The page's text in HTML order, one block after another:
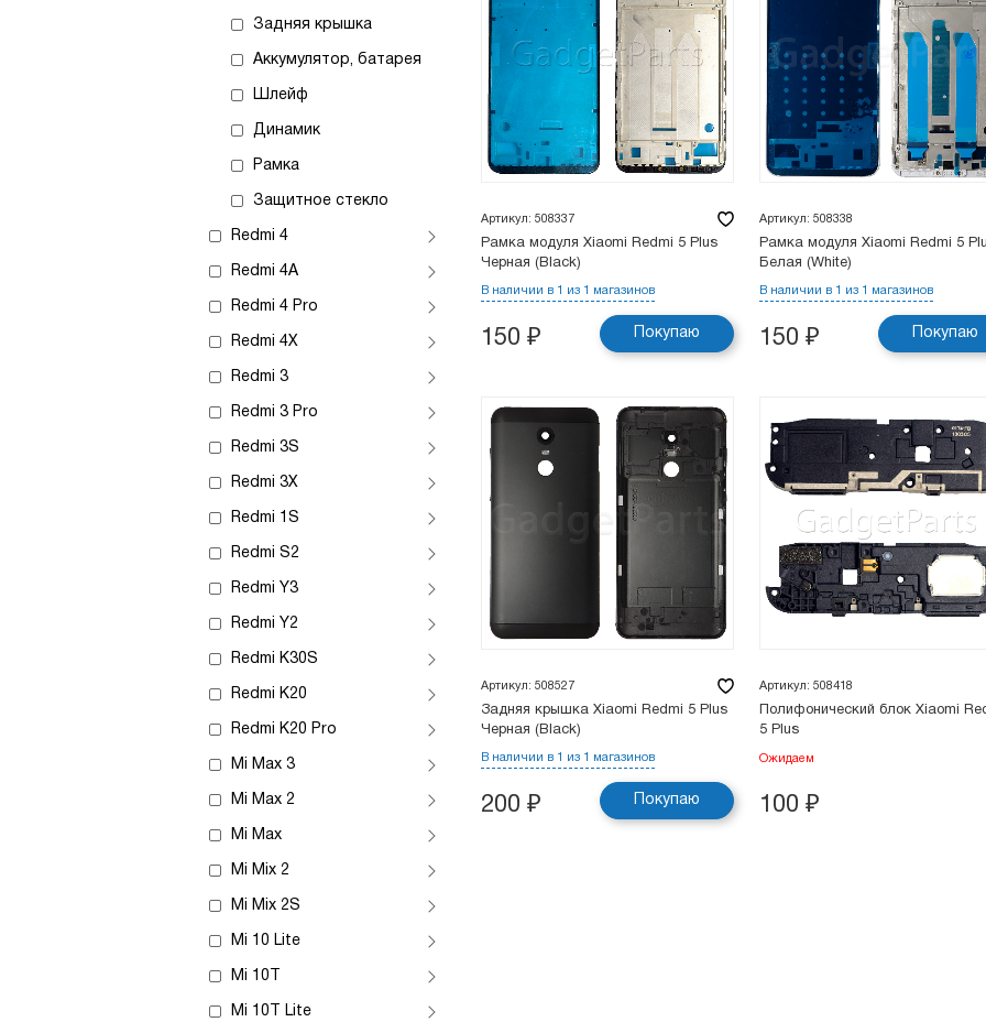
Задняя крышка
Аккумулятор, батарея
Шлейф
Динамик
Рамка
Защитное стекло
Redmi 4
Redmi 4A
Redmi 4 Pro
Redmi 4X
Redmi 3
Redmi 3 Pro
Redmi 3S
Redmi 3X
Redmi 1S
Redmi S2
Redmi Y3
Redmi Y2
Redmi K30S
Redmi K20
Redmi K20 Pro
Mi Max 3
Mi Max 2
Mi Max
Mi Mix 2
Mi Mix 2S
Mi 10 Lite
Mi 10T
Mi 10T Lite
Артикул: 508337
Рамка модуля Xiaomi Redmi 5 Plus
Черная (Black)
В наличии в 1 из 1 магазинов
150 ₽ Покупаю
Артикул: 508338
Рамка модуля Xiaomi Redmi 5
Белая (White)
В наличии в 1 из 1 магазинов
150 ₽ Покупаю
Артикул: 508527
Задняя крышка Xiaomi Redmi 5 Plus
Черная (Black)
В наличии в 1 из 1 магазинов
200 ₽ Покупаю
Артикул: 508418
Полифонический блок Xiaomi
5 Plus
Ожидаем
100 ₽